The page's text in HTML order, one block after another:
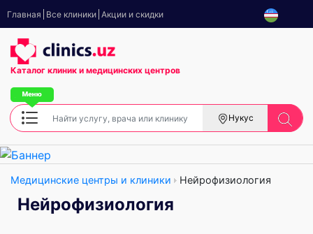
Главная Все клиники Акции и скидки
Каталог клиник и медицинских центров
Нукус
Медицинские центры и клиники Нейрофизиология
Нейрофизиология